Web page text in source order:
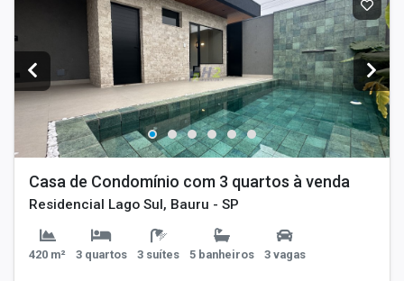
Casa de Condomínio com 3 quartos à venda
Residencial Lago Sul, Bauru - SP
420 m² 3 quartos 3 suítes 5 banheiros 3 vagas